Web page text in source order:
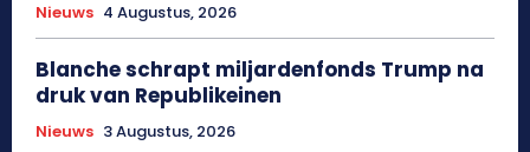
Nieuws 4 Augustus, 2026
Blanche schrapt miljardenfonds Trump na
druk van Republikeinen
Nieuws 3 Augustus, 2026